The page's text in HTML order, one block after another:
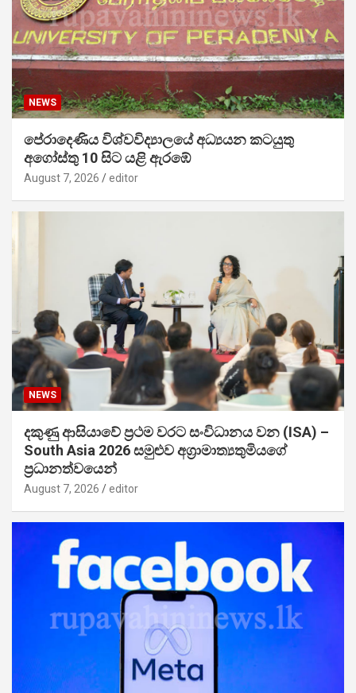
NEWS
පේරාදෙණිය විශ්වවිද්‍යාලයේ අධ්‍යයන කටයුතු
අගෝස්තු 10 සිට යළි ඇරඹේ
August 7, 2026 editor
NEWS
දකුණු ආසියාවේ ප්‍රථම වරට සංවිධානය වන (ISA) –
South Asia 2026 සමුළුව අග්‍රාමාත්‍යතුමියගේ
ප්‍රධානත්වයෙන්
August 7, 2026 editor